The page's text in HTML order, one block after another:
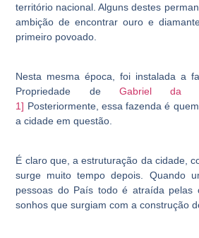
território nacional. Alguns destes
ambição de encontrar ouro e
primeiro povoado.
Nesta mesma época, foi instalada a
Propriedade de Gabriel da
1] Posteriormente, essa fazenda é
a cidade em questão.
É claro que, a estruturação da cidade,
surge muito tempo depois. Quando
pessoas do País todo é atraída pelas
sonhos que surgiam com a construção